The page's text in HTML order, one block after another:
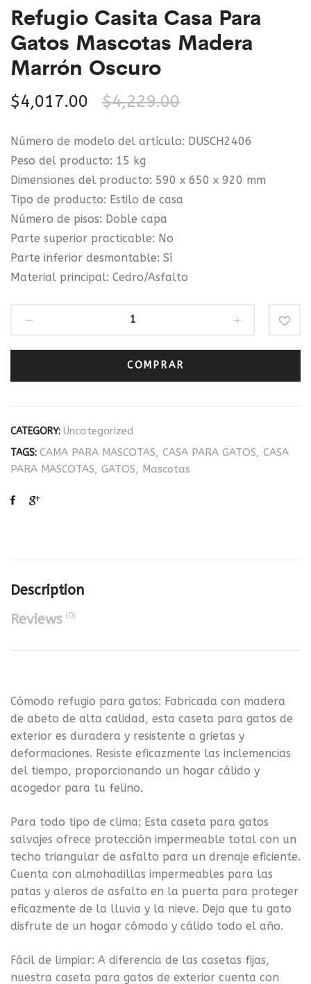
Refugio Casita Casa Para
Gatos Mascotas Madera
Marrón Oscuro
$4,229.00
$4,017.00
Número de modelo del artículo: DUSCH2406
Peso del producto: 15 kg
Dimensiones del producto: 590 x 650 x 920 mm
Tipo de producto: Estilo de casa
Número de pisos: Doble capa
Parte superior practicable: No
Parte inferior desmontable: Sí
Material principal: Cedro/Asfalto
COMPRAR
CATEGORY: Uncategorized
TAGS: CAMA PARA MASCOTAS, CASA PARA GATOS, CASA
PARA MASCOTAS, GATOS, Mascotas
Description
Reviews(0)
Cómodo refugio para gatos: Fabricada con madera
de abeto de alta calidad, esta caseta para gatos de
exterior es duradera y resistente a grietas y
deformaciones. Resiste eficazmente las inclemencias
del tiempo, proporcionando un hogar cálido y
acogedor para tu felino.
Para todo tipo de clima: Esta caseta para gatos
salvajes ofrece protección impermeable total con un
techo triangular de asfalto para un drenaje eficiente.
Cuenta con almohadillas impermeables para las
patas y aleros de asfalto en la puerta para proteger
eficazmente de la lluvia y la nieve. Deja que tu gato
disfrute de un hogar cómodo y cálido todo el año.
Fácil de limpiar: A diferencia de las casetas fijas,
nuestra caseta para gatos de exterior cuenta con